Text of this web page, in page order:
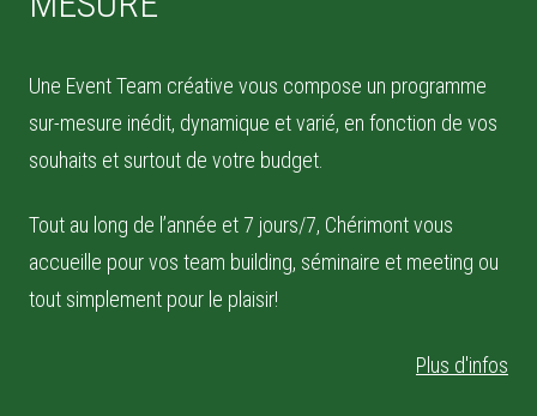
Une Event Team créative vous compose un programme
sur-mesure inédit, dynamique et varié, en fonction de vos
souhaits et surtout de votre budget.
Tout au long de l’année et 7 jours/7, Chérimont vous
accueille pour vos team building, séminaire et meeting ou
tout simplement pour le plaisir!
Plus d'infos